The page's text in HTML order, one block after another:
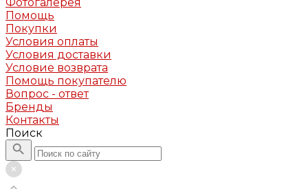
Помощь
Покупки
Условия оплаты
Условия доставки
Условие возврата
Помощь покупателю
Вопрос - ответ
Бренды
Контакты
Поиск